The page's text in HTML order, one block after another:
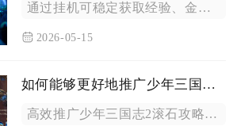
通过挂机可稳定获取经验、金币、魂环及稀有材料等核心收益，核心...
2026-05-15
如何能够更好地推广少年三国志2这个滚石
高效推广少年三国志2滚石攻略，核心在于深挖玩法细节、做全平台...